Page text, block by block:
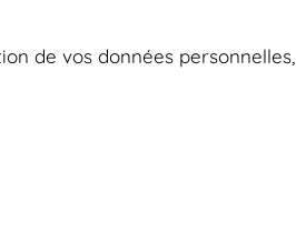
de vos données